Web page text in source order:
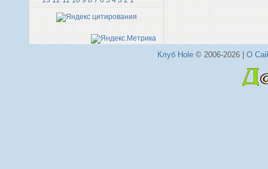
Клуб Hole© 2006-2026 | О